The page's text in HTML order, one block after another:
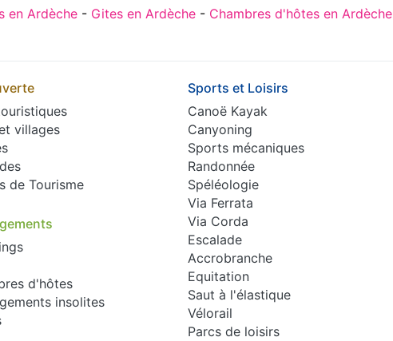
en Ardèche - Gites en Ardèche - Chambres d'hôtes en Ardèche
villages
de Tourisme
d'hôtes
insolites
Sports et Loisirs
Canoë Kayak
Canyoning
Sports mécaniques
Randonnée
Spéléologie
Via Ferrata
Via Corda
Escalade
Accrobranche
Equitation
Saut à l'élastique
Vélorail
Parcs de loisirs